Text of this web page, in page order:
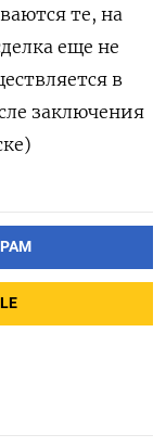
те, на
еще не
в
заключения